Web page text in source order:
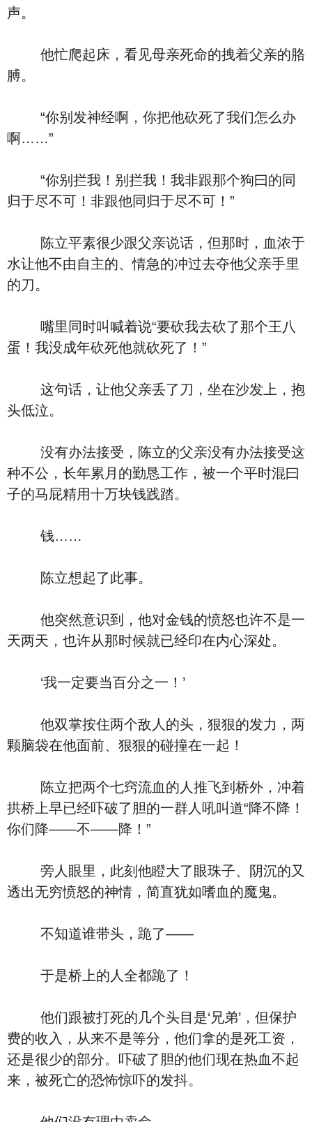
声。
他忙爬起床，看见母亲死命的拽着父亲的胳
膊。
“你别发神经啊，你把他砍死了我们怎么办
啊……”
“你别拦我！别拦我！我非跟那个狗曰的同
归于尽不可！非跟他同归于尽不可！”
陈立平素很少跟父亲说话，但那时，血浓于
水让他不由自主的、情急的冲过去夺他父亲手里
的刀。
嘴里同时叫喊着说“要砍我去砍了那个王八
蛋！我没成年砍死他就砍死了！”
这句话，让他父亲丢了刀，坐在沙发上，抱
头低泣。
没有办法接受，陈立的父亲没有办法接受这
种不公，长年累月的勤恳工作，被一个平时混曰
子的马屁精用十万块钱践踏。
钱……
陈立想起了此事。
他突然意识到，他对金钱的愤怒也许不是一
天两天，也许从那时候就已经印在内心深处。
‘我一定要当百分之一！’
他双掌按住两个敌人的头，狠狠的发力，两
颗脑袋在他面前、狠狠的碰撞在一起！
陈立把两个七窍流血的人推飞到桥外，冲着
拱桥上早已经吓破了胆的一群人吼叫道“降不降！
你们降——不——降！”
旁人眼里，此刻他瞪大了眼珠子、阴沉的又
透出无穷愤怒的神情，简直犹如嗜血的魔鬼。
不知道谁带头，跪了——
于是桥上的人全都跪了！
他们跟被打死的几个头目是‘兄弟’，但保护
费的收入，从来不是等分，他们拿的是死工资，
还是很少的部分。吓破了胆的他们现在热血不起
来，被死亡的恐怖惊吓的发抖。